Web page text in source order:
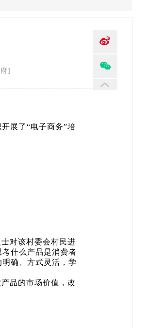
]
展了“电子商务”培
对该村委会村民进
什么产品是消费者
确、方式灵活，学
品的市场价值，改